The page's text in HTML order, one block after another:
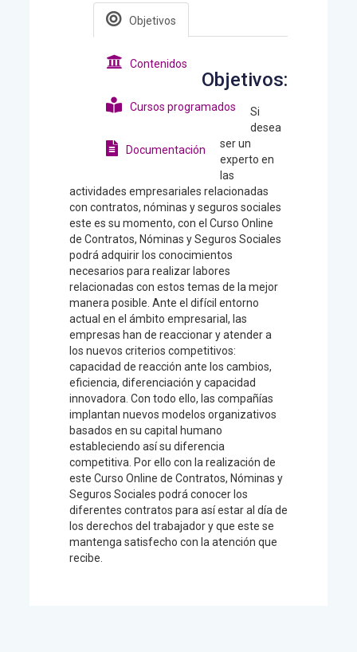
Objetivos
Contenidos
Cursos programados
Documentación
Objetivos:
Si
desea
ser un
experto en
las
actividades empresariales relacionadas
con contratos, nóminas y seguros sociales
este es su momento, con el Curso Online
de Contratos, Nóminas y Seguros Sociales
podrá adquirir los conocimientos
necesarios para realizar labores
relacionadas con estos temas de la mejor
manera posible. Ante el difícil entorno
actual en el ámbito empresarial, las
empresas han de reaccionar y atender a
los nuevos criterios competitivos:
capacidad de reacción ante los cambios,
eficiencia, diferenciación y capacidad
innovadora. Con todo ello, las compañías
implantan nuevos modelos organizativos
basados en su capital humano
estableciendo así su diferencia
competitiva. Por ello con la realización de
este Curso Online de Contratos, Nóminas y
Seguros Sociales podrá conocer los
diferentes contratos para así estar al día de
los derechos del trabajador y que este se
mantenga satisfecho con la atención que
recibe.